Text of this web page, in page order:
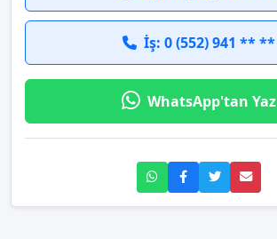
İş: 0 (552) 941 ** **
WhatsApp'tan Yaz